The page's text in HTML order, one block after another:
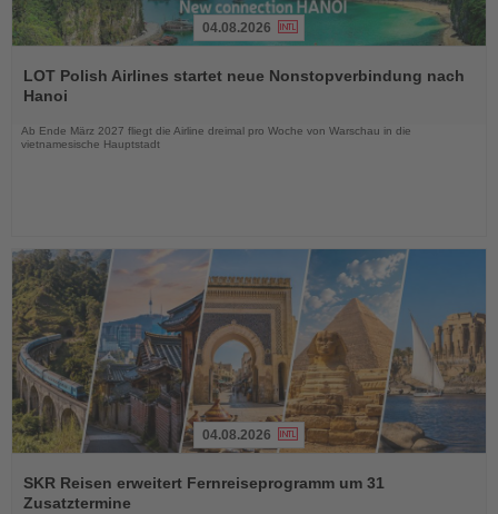
Sie
die
04.08.2026
LOT Polish Airlines startet neue Nonstopverbindung nach
Hanoi
Ab Ende März 2027 fliegt die Airline dreimal pro Woche von Warschau in die
vietnamesische Hauptstadt
Sie
die
04.08.2026
SKR Reisen erweitert Fernreiseprogramm um 31
Zusatztermine